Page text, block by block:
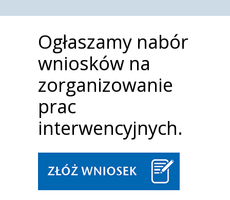
Ogłaszamy nabór
wniosków na
zorganizowanie
prac
interwencyjnych.